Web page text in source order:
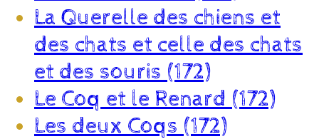
La Querelle des chiens et
des chats et celle des chats
et des souris (172)
Le Coq et le Renard (172)
Les deux Coqs (172)